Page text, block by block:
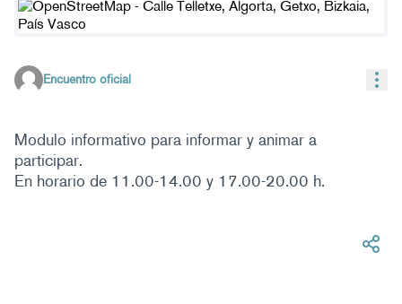
Encuentro oficial
Modulo informativo para informar y animar a
participar.
En horario de 11.00-14.00 y 17.00-20.00 h.